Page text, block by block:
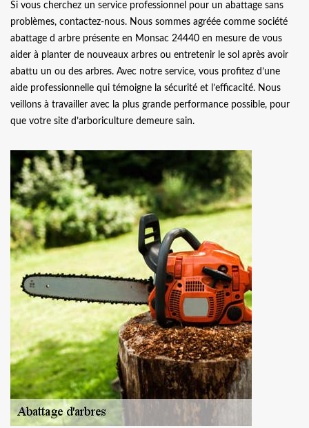
Si vous cherchez un service professionnel pour un abattage sans
problèmes, contactez-nous. Nous sommes agréée comme société
abattage d arbre présente en Monsac 24440 en mesure de vous
aider à planter de nouveaux arbres ou entretenir le sol après avoir
abattu un ou des arbres. Avec notre service, vous profitez d’une
aide professionnelle qui témoigne la sécurité et l’efficacité. Nous
veillons à travailler avec la plus grande performance possible, pour
que votre site d’arboriculture demeure sain.